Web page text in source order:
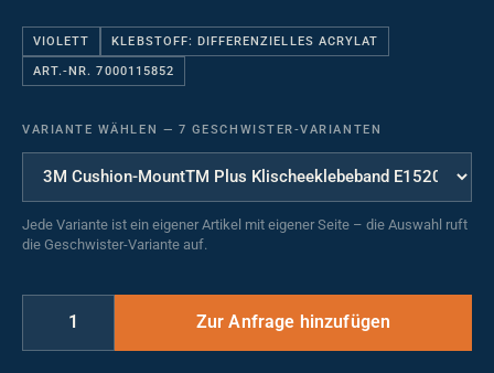
VIOLETT KLEBSTOFF: DIFFERENZIELLES ACRYLAT
ART.-NR. 7000115852
VARIANTE WÄHLEN — 7 GESCHWISTER-VARIANTEN
Jede Variante ist ein eigener Artikel mit eigener Seite – die Auswahl ruft
die Geschwister-Variante auf.